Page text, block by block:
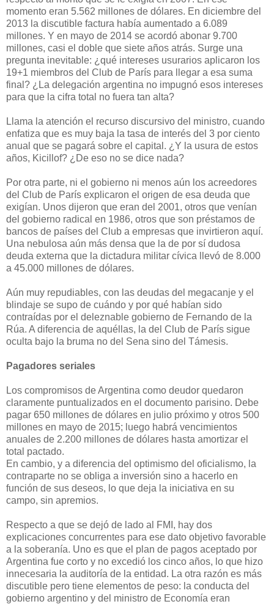
momento eran 5.562 millones de dólares. En diciembre del
2013 la discutible factura había aumentado a 6.089
millones. Y en mayo de 2014 se acordó abonar 9.700
millones, casi el doble que siete años atrás. Surge una
pregunta inevitable: ¿qué intereses usurarios aplicaron los
19+1 miembros del Club de París para llegar a esa suma
final? ¿La delegación argentina no impugnó esos intereses
para que la cifra total no fuera tan alta?
Llama la atención el recurso discursivo del ministro, cuando
enfatiza que es muy baja la tasa de interés del 3 por ciento
anual que se pagará sobre el capital. ¿Y la usura de estos
años, Kicillof? ¿De eso no se dice nada?
Por otra parte, ni el gobierno ni menos aún los acreedores
del Club de París explicaron el origen de esa deuda que
exigían. Unos dijeron que eran del 2001, otros que venían
del gobierno radical en 1986, otros que son préstamos de
bancos de países del Club a empresas que invirtieron aquí.
Una nebulosa aún más densa que la de por sí dudosa
deuda externa que la dictadura militar cívica llevó de 8.000
a 45.000 millones de dólares.
Aún muy repudiables, con las deudas del megacanje y el
blindaje se supo de cuándo y por qué habían sido
contraídas por el deleznable gobierno de Fernando de la
Rúa. A diferencia de aquéllas, la del Club de París sigue
oculta bajo la bruma no del Sena sino del Támesis.
Pagadores seriales
Los compromisos de Argentina como deudor quedaron
claramente puntualizados en el documento parisino. Debe
pagar 650 millones de dólares en julio próximo y otros 500
millones en mayo de 2015; luego habrá vencimientos
anuales de 2.200 millones de dólares hasta amortizar el
total pactado.
En cambio, y a diferencia del optimismo del oficialismo, la
contraparte no se obliga a inversión sino a hacerlo en
función de sus deseos, lo que deja la iniciativa en su
campo, sin apremios.
Respecto a que se dejó de lado al FMI, hay dos
explicaciones concurrentes para ese dato objetivo favorable
a la soberanía. Uno es que el plan de pagos aceptado por
Argentina fue corto y no excedió los cinco años, lo que hizo
innecesaria la auditoría de la entidad. La otra razón es más
discutible pero tiene elementos de peso: la conducta del
gobierno argentino y del ministro de Economía eran